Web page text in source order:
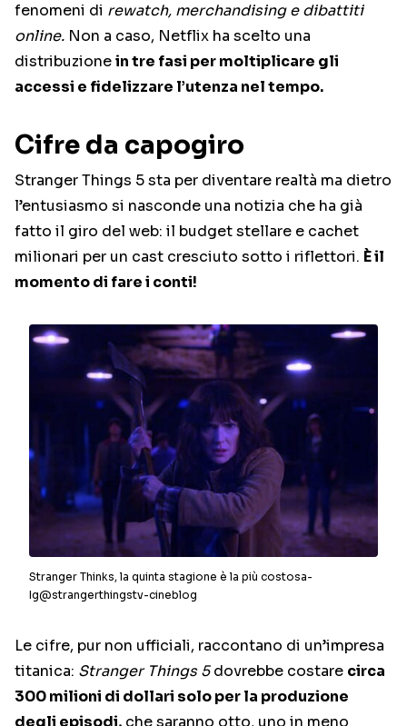
fenomeni di rewatch, merchandising e dibattiti
online. Non a caso, Netflix ha scelto una
distribuzionein tre fasi per moltiplicare gli
accessi e fidelizzare l’utenza nel tempo.
Cifre da capogiro
Stranger Things 5 sta per diventare realtà ma dietro
l’entusiasmo si nasconde una notizia che ha già
fatto il giro del web: il budget stellare e cachet
milionari per un cast cresciuto sotto i riflettori. È il
momento di fare i conti!
Stranger Thinks, la quinta stagione è la più costosa-
Ig@strangerthingstv-cineblog
Le cifre, pur non ufficiali, raccontano di un’impresa
titanica: Stranger Things 5dovrebbe costare circa
300 milioni di dollari solo per la produzione
degli episodi, che saranno otto, uno in meno